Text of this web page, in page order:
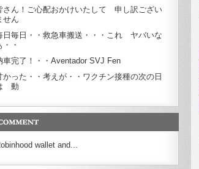
さん！ご心配おかけいたして 申し訳ござい
せん
日毎日・・救急車搬送・・・これ ヤバいな
・・
車完了！・・Aventador SVJ Fen
かった・・考えが・・ワクチン接種の次の日
動
wallet and...